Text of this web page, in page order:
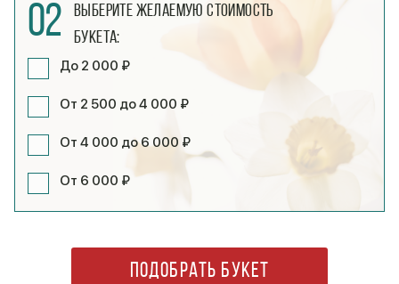
02
Выберите желаемую стоимость
букета:
До 2 000 ₽
От 2 500 до 4 000 ₽
От 4 000 до 6 000 ₽
От 6 000 ₽
ПОДОБРАТЬ БУКЕТ